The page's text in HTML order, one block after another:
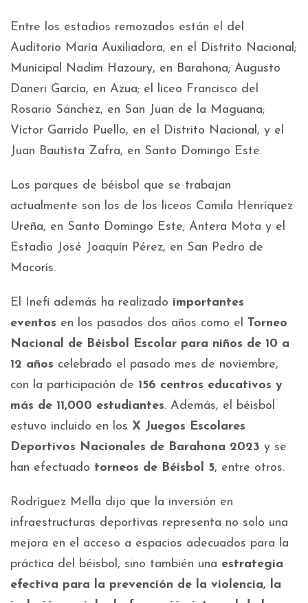
Entre los estadios remozados están el del
Auditorio María Auxiliadora, en el Distrito Nacional;
Municipal Nadim Hazoury, en Barahona; Augusto
Daneri García, en Azua; el liceo Francisco del
Rosario Sánchez, en San Juan de la Maguana;
Víctor Garrido Puello, en el Distrito Nacional, y el
Juan Bautista Zafra, en Santo Domingo Este.
Los parques de béisbol que se trabajan
actualmente son los de los liceos Camila Henríquez
Ureña, en Santo Domingo Este; Antera Mota y el
Estadio José Joaquín Pérez, en San Pedro de
Macorís.
El Inefi además ha realizado importantes
eventos en los pasados dos años como el Torneo
Nacional de Béisbol Escolar para niños de 10 a
12 años celebrado el pasado mes de noviembre,
con la participación de 156 centros educativos y
más de 11,000 estudiantes. Además, el béisbol
estuvo incluido en los X Juegos Escolares
Deportivos Nacionales de Barahona 2023 y se
han efectuado torneos de Béisbol 5, entre otros.
Rodríguez Mella dijo que la inversión en
infraestructuras deportivas representa no solo una
mejora en el acceso a espacios adecuados para la
práctica del béisbol, sino también una estrategia
efectiva para la prevención de la violencia, la